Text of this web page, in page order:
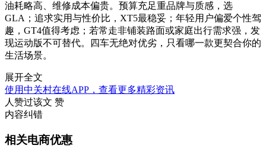
油耗略高、维修成本偏贵。预算充足重品牌与质感，选
GLA；追求实用与性价比，XT5最稳妥；年轻用户偏爱个性驾
趣，GT4值得考虑；若常走非铺装路面或家庭出行需求强，发
现运动版不可替代。四车无绝对优劣，只看哪一款更契合你的
生活场景。
展开全文
使用中关村在线APP，查看更多精彩资讯
人赞过该文 赞
内容纠错
相关电商优惠